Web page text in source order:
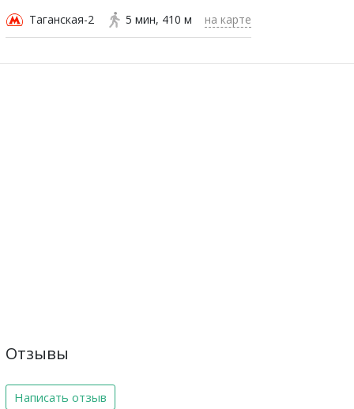
Таганская-2 5 мин 410 м на карте
Отзывы
Написать отзыв